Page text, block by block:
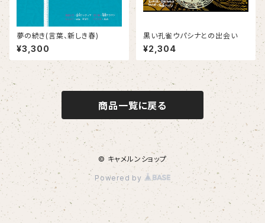
夢の続き(言葉、新しき春)
¥3,300
黒い孔雀ウパシナとの出会い
¥2,304
商品一覧に戻る
© キャメルンショップ
Powered by